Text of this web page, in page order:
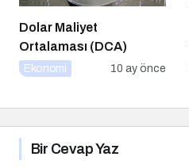
Dolar Maliyet
Ortalaması (DCA)
Ekonomi 10 ay önce
Bir Cevap Yaz